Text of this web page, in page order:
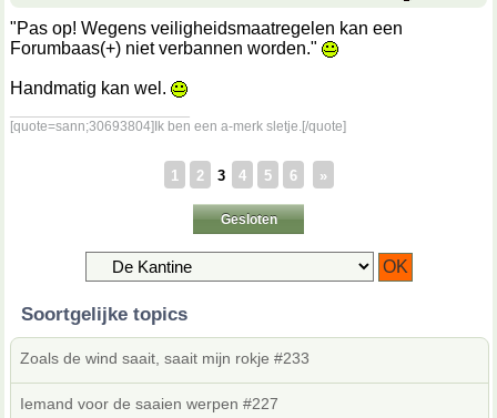
"Pas op! Wegens veiligheidsmaatregelen kan een
Forumbaas(+) niet verbannen worden."
Handmatig kan wel.
[quote=sann;30693804]Ik ben een a-merk sletje.[/quote]
1 2 3 4 5 6 »
Gesloten
Soortgelijke topics
Zoals de wind saait, saait mijn rokje #233
Iemand voor de saaien werpen #227